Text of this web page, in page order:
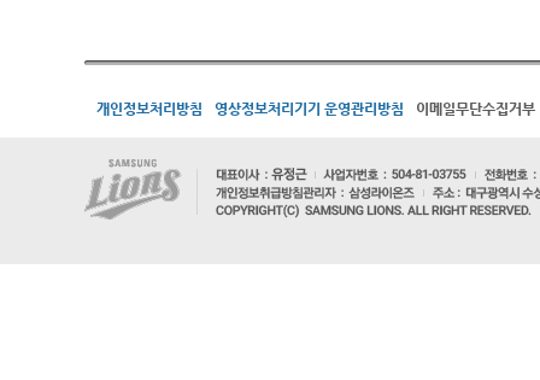
개인정보처리방침 영상정보처리기기 운영관리방침 이메일무단수집거부